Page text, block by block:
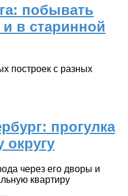
побывать
в старинной
построек с разных
прогулка
через его дворы и
квартиру